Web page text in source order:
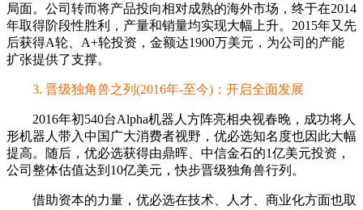
局面。公司转而将产品投向相对成熟的海外市场，终于在2014
年取得阶段性胜利，产量和销量均实现大幅上升。2015年又先
后获得A轮、A+轮投资，金额达1900万美元，为公司的产能
扩张提供了支撑。
3. 晋级独角兽之列(2016年-至今)：开启全面发展
2016年初540台Alpha机器人方阵亮相央视春晚，成功将人
形机器人带入中国广大消费者视野，优必选知名度也因此大幅
提高。随后，优必选获得由鼎晖、中信金石的1亿美元投资，
公司整体估值达到10亿美元，快步晋级独角兽行列。
借助资本的力量，优必选在技术、人才、商业化方面也取